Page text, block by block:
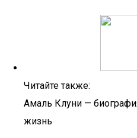
Читайте также:
Амаль Клуни —
жизнь